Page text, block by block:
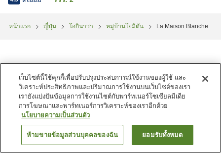
หน้าแรก ญี่ปุ่น โอกินาว่า หมู่บ้านโยมิตัน La Maison Blanche
ค้นหาห้องพัก
เว็บไซต์นี้ใช้คุกกี้เพื่อปรับปรุงประสบการณ์ใช้งานของผู้ใช้ และ
วิเคราะห์ประสิทธิภาพและปริมาณการใช้งานบนเว็บไซต์ของเรา
เรายังแบ่งปันข้อมูลการใช้งานไซต์กับพาร์ทเนอร์โซเชียลมีเดีย
การโฆษณาและพาร์ทเนอร์การวิเคราะห์ของเราอีกด้วย
นโยบายความเป็นส่วนตัว
ห้ามขายข้อมูลส่วนบุคคลของฉัน ยอมรับทั้งหมด